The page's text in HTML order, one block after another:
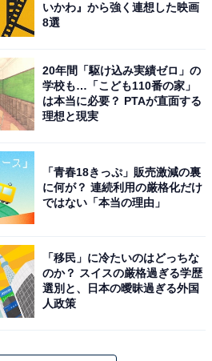
いかわ』から強く連想した映画
8選
20年間「駆け込み実績ゼロ」の
学校も…「こども110番の家」
は本当に必要？ PTAが直面する
理想と現実
「青春18きっぷ」販売激減の裏
に何が？ 連続利用の厳格化だけ
ではない「本当の理由」
「移民」に冷たいのはどっちな
のか？ スイスの厳格過ぎる学歴
選別と、日本の曖昧過ぎる外国
人政策